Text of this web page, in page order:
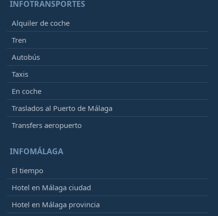
INFOTRANSPORTES
Alquiler de coche
Tren
Autobús
Taxis
En coche
Traslados al Puerto de Málaga
Transfers aeropuerto
INFOMÁLAGA
El tiempo
Hotel en Málaga ciudad
Hotel en Málaga provincia